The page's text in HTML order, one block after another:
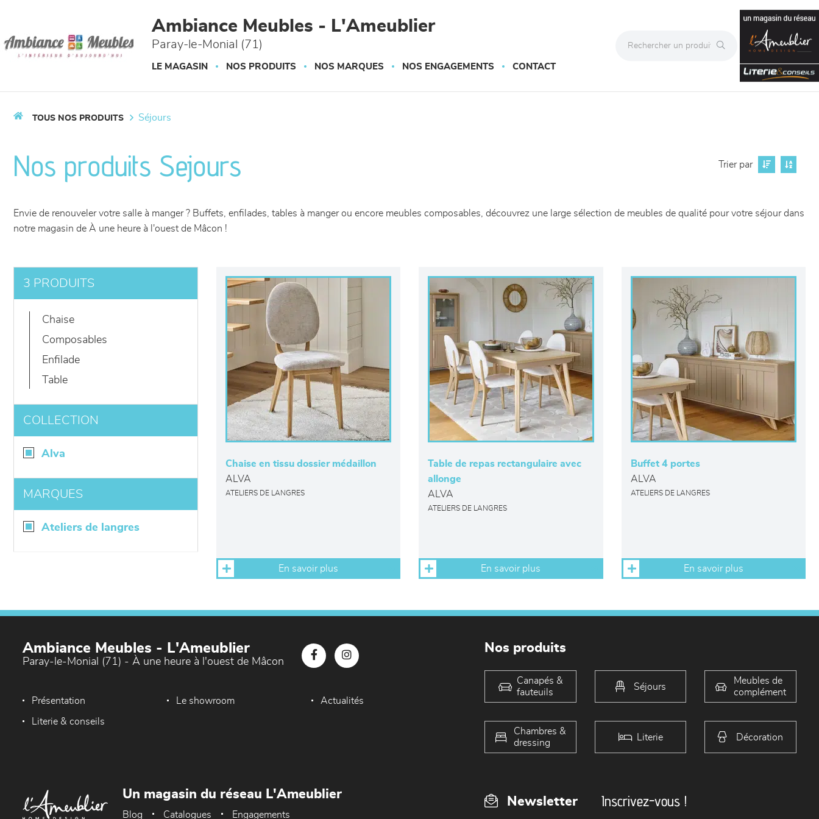
Ambiance Meubles - L'Ameublier
Paray-le-Monial (71)
LE MAGASIN NOS PRODUITS NOS MARQUES NOS ENGAGEMENTS CONTACT
TOUS NOS PRODUITS séjours
Nos produits Sejours Trier par
Envie de renouveler votre salle à manger ? Buffets, enfilades, tables à manger ou encore meubles composables, découvrez une large sélection de meubles de qualité pour votre séjour dans
notre magasin de À une heure à l'ouest de Mâcon !
3 PRODUITS
chaise
composables
enfilade
table
COLLECTION
alva
MARQUES
ateliers de langres
Chaise en tissu dossier médaillon
ALVA
ATELIERS DE LANGRES
En savoir plus
Table de repas rectangulaire avec
allonge
ALVA
ATELIERS DE LANGRES
En savoir plus
Buffet 4 portes
ALVA
ATELIERS DE LANGRES
En savoir plus
Ambiance Meubles - L'Ameublier
Paray-le-Monial (71) - À une heure à l'ouest de Mâcon
Présentation Le showroom Actualités
Literie & conseils
Nos produits
Canapés &
fauteuils
Séjours
Meubles de
complément
Chambres &
dressing
Literie Décoration
Newsletter Inscrivez-vous !
Un magasin du réseau L'Ameublier
Blog Catalogues Engagements